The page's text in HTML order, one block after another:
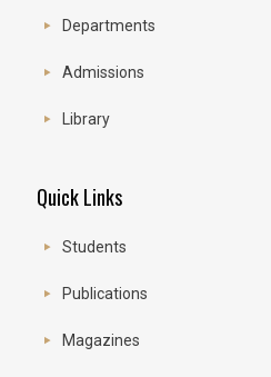
Departments
Admissions
Library
Quick Links
Students
Publications
Magazines